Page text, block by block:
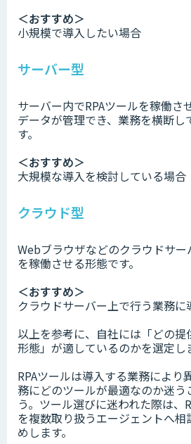
＜おすすめ＞
小規模で導入したい場合
サーバー型
サーバー内でRPAツールを稼働さ
データが管理でき、業務を横断し
す。
＜おすすめ＞
大規模な導入を検討している場合
クラウド型
Webブラウザなどのクラウドサー
を稼働させる形態です。
＜おすすめ＞
クラウドサーバー上で行う業務に
以上を参考に、自社には「どの
形態」が適しているのかを選定し
RPAツールは導入する業務により
務にどのツールが最適なのか迷う
う。ツール選びに迷われた際は、
を複数取り扱うエージェントへ
めします。